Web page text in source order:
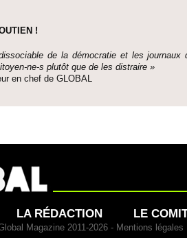
!
de la démo­cratie et les journaux
ne-s plutôt que de les dis­traire »
en chef de GLOBAL
LA RÉDACTION LE
Magazine 2011-2026 - Mentions légales